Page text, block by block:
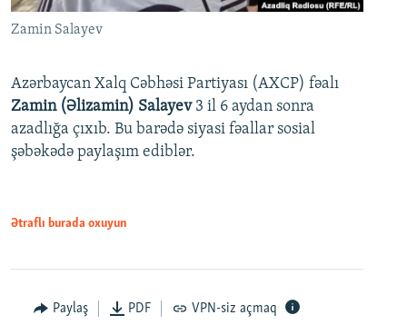
Zamin Salayev
Azərbaycan Xalq Cəbhəsi Partiyası (AXCP) fəalı
Zamin (Əlizamin) Salayev 3 il 6 aydan sonra
azadlığa çıxıb. Bu barədə siyasi fəallar sosial
şəbəkədə paylaşım ediblər.
Ətraflı burada oxuyun
Paylaş PDF VPN-siz açmaq